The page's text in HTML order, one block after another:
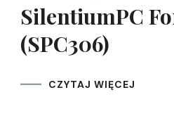
SilentiumPC
(SPC306)
CZYTAJ WIĘCEJ